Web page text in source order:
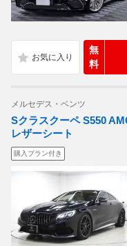
無
料
メルセデス・ベンツ
Sクラスクーペ S550
レザーシート
購入プラン付き